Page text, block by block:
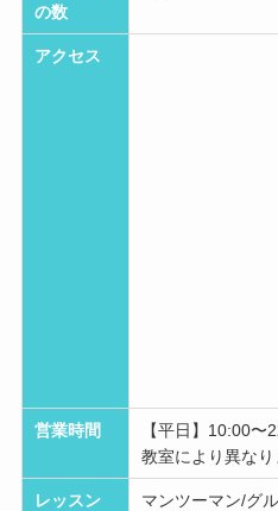
の数
アクセス
営業時間
【平日】10:00
教室により異なり
レッスン
マンツーマン/グ